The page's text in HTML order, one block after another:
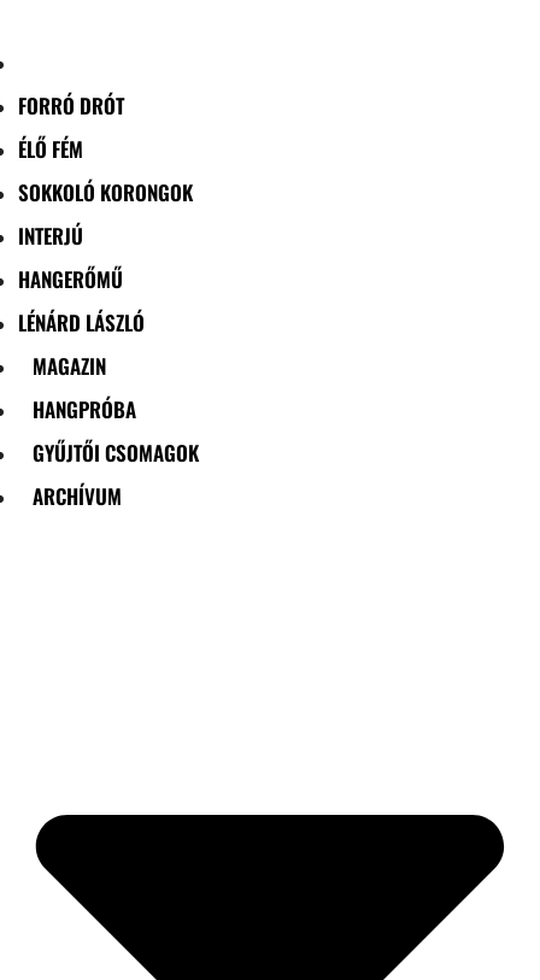
FORRÓ DRÓT
ÉLŐ FÉM
SOKKOLÓ KORONGOK
INTERJÚ
HANGERŐMŰ
LÉNÁRD LÁSZLÓ
MAGAZIN
HANGPRÓBA
GYŰJTŐI CSOMAGOK
ARCHÍVUM